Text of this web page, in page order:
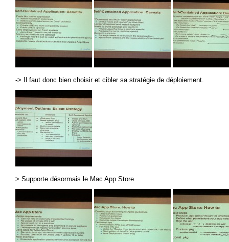
-> Il faut donc bien choisir et cibler sa stratégie de déploiement.
> Supporte désormais le Mac App Store